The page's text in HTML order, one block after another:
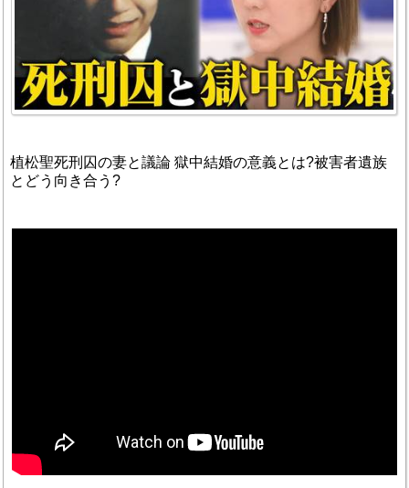
植松聖死刑囚の妻と議論 獄中結婚の意義とは?被害者遺族
とどう向き合う?